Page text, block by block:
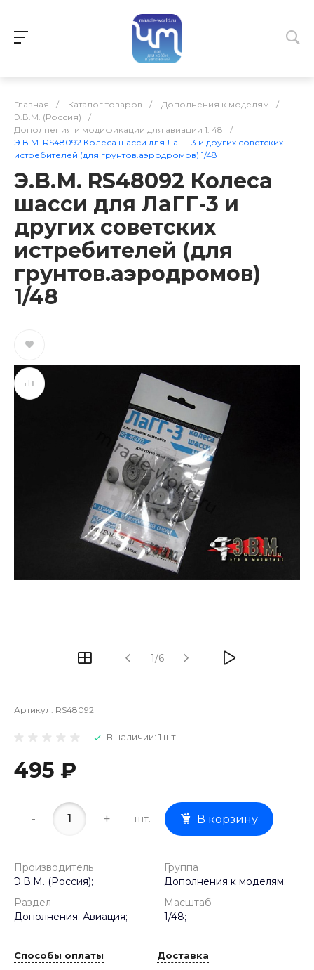
Главная / Каталог товаров / Дополнения к моделям
/
Э.В.М. (Россия)
/
Дополнения и модификации для авиации 1: 48
/
Э.В.М. RS48092 Колеса шасси для ЛаГГ-3 и других советских
истребителей (для грунтов.аэродромов) 1/48
Э.В.М. RS48092 Колеса
шасси для ЛаГГ-3 и
других советских
истребителей (для
грунтов.аэродромов)
1/48
1/6
Артикул: RS48092
В наличии: 1 шт
495 ₽
- + шт. В корзину
Производитель
Э.В.М. (Россия);
Группа
Дополнения к моделям;
Раздел
Дополнения. Авиация;
Масштаб
1/48;
Способы оплаты Доставка